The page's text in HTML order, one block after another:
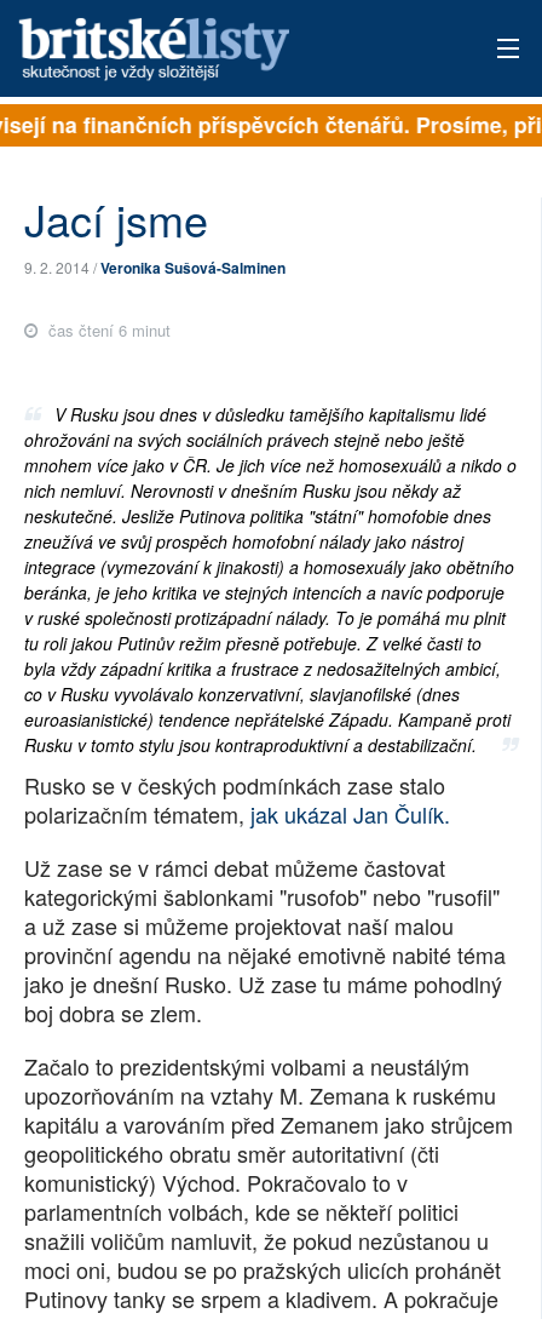
PŘIHLÁSIT
ARCHIV
NEJČTENĚJŠÍ ZA 7 DNÍ
AUTOŘI
PŘÍSPĚVKY NA PROVOZ
SOCIÁLNÍ SÍTĚ
RUBRIKY
PLNÁ VERZE STRÁNEK
na finančních příspěvcích čtenářů. Prosíme,
Jací jsme
9. 2. 2014 /Veronika Sušová-Salminen
čas čtení 6 minut
V Rusku jsou dnes v důsledku tamějšího kapitalismu lidé
ohrožováni na svých sociálních právech stejně nebo ještě
mnohem více jako v ČR. Je jich více než homosexuálů a nikdo o
nich nemluví. Nerovnosti v dnešním Rusku jsou někdy až
neskutečné. Jesliže Putinova politika "státní" homofobie dnes
zneužívá ve svůj prospěch homofobní nálady jako nástroj
integrace (vymezování k jinakosti) a homosexuály jako obětního
beránka, je jeho kritika ve stejných intencích a navíc podporuje
v ruské společnosti protizápadní nálady. To je pomáhá mu plnit
tu roli jakou Putinův režim přesně potřebuje. Z velké časti to
byla vždy západní kritika a frustrace z nedosažitelných ambicí,
co v Rusku vyvolávalo konzervativní, slavjanofilské (dnes
euroasianistické) tendence nepřátelské Západu. Kampaně proti
Rusku v tomto stylu jsou kontraproduktivní a destabilizační.
Rusko se v českých podmínkách zase stalo
polarizačním tématem, jak ukázal Jan Čulík.
Už zase se v rámci debat můžeme častovat
kategorickými šablonkami "rusofob" nebo "rusofil"
a už zase si můžeme projektovat naší malou
provinční agendu na nějaké emotivně nabité téma
jako je dnešní Rusko. Už zase tu máme pohodlný
boj dobra se zlem.
Začalo to prezidentskými volbami a neustálým
upozorňováním na vztahy M. Zemana k ruskému
kapitálu a varováním před Zemanem jako strůjcem
geopolitického obratu směr autoritativní (čti
komunistický) Východ. Pokračovalo to v
parlamentních volbách, kde se někteří politici
snažili voličům namluvit, že pokud nezůstanou u
moci oni, budou se po pražských ulicích prohánět
Putinovy tanky se srpem a kladivem. A pokračuje